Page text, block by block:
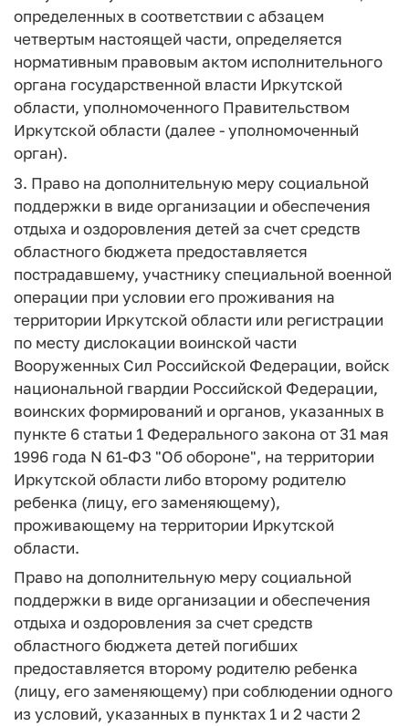
определенных в соответствии с абзацем
четвертым настоящей части, определяется
нормативным правовым актом исполнительного
органа государственной власти Иркутской
области, уполномоченного Правительством
Иркутской области (далее - уполномоченный
орган).
3. Право на дополнительную меру социальной
поддержки в виде организации и обеспечения
отдыха и оздоровления детей за счет средств
областного бюджета предоставляется
пострадавшему, участнику специальной военной
операции при условии его проживания на
территории Иркутской области или регистрации
по месту дислокации воинской части
Вооруженных Сил Российской Федерации, войск
национальной гвардии Российской Федерации,
воинских формирований и органов, указанных в
пункте 6 статьи 1 Федерального закона от 31 мая
1996 года N 61-ФЗ "Об обороне", на территории
Иркутской области либо второму родителю
ребенка (лицу, его заменяющему),
проживающему на территории Иркутской
области.
Право на дополнительную меру социальной
поддержки в виде организации и обеспечения
отдыха и оздоровления за счет средств
областного бюджета детей погибших
предоставляется второму родителю ребенка
(лицу, его заменяющему) при соблюдении одного
из условий, указанных в пунктах 1 и 2 части 2